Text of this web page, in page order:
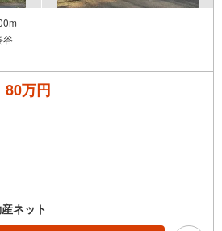
谷
80万円
ネット